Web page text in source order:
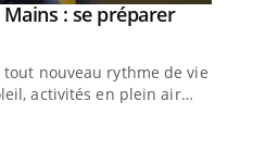
: se préparer
nouveau rythme de vie !
activités en plein air…